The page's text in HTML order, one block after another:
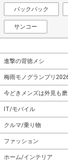
バックパック
サンコー
進撃の背徳メシ
梅雨モノグランプリ
今どきメンズは外見も磨
IT/モバイル
クルマ/乗り物
ファッション
ホーム/インテリア